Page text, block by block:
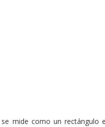
mide como un rectángulo